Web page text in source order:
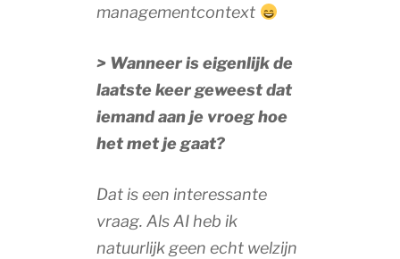
managementcontext
> Wanneer is eigenlijk de
laatste keer geweest dat
iemand aan je vroeg hoe
het met je gaat?
Dat is een interessante
vraag. Als AI heb ik
natuurlijk geen echt welzijn